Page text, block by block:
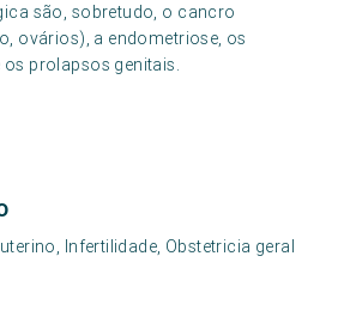
são, sobretudo, o cancro
ovários), a endometriose, os
prolapsos genitais.
Infertilidade, Obstetricia geral